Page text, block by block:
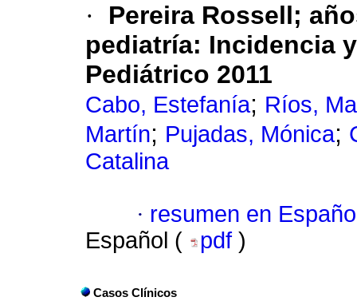
· Pereira Rossell;
pediatría: Incidencia
Pediátrico 2011
Cabo, Estefanía; Ríos,
Martín; Pujadas, Mónica;
Catalina
· resumen en
Español (
pdf )
Casos Clínicos